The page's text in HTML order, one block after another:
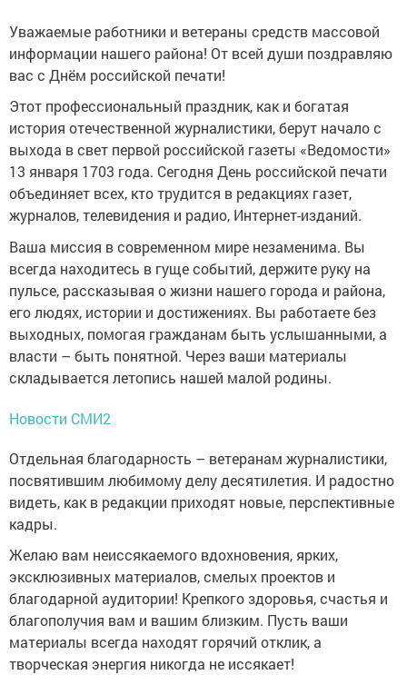
Уважаемые работники и ветераны средств массовой
информации нашего района! От всей души поздравляю
вас с Днём российской печати!
Этот профессиональный праздник, как и богатая
история отечественной журналистики, берут начало с
выхода в свет первой российской газеты «Ведомости»
13 января 1703 года. Сегодня День российской печати
объединяет всех, кто трудится в редакциях газет,
журналов, телевидения и радио, Интернет-изданий.
Ваша миссия в современном мире незаменима. Вы
всегда находитесь в гуще событий, держите руку на
пульсе, рассказывая о жизни нашего города и района,
его людях, истории и достижениях. Вы работаете без
выходных, помогая гражданам быть услышанными, а
власти – быть понятной. Через ваши материалы
складывается летопись нашей малой родины.
Новости СМИ2
Отдельная благодарность – ветеранам журналистики,
посвятившим любимому делу десятилетия. И радостно
видеть, как в редакции приходят новые, перспективные
кадры.
Желаю вам неиссякаемого вдохновения, ярких,
эксклюзивных материалов, смелых проектов и
благодарной аудитории! Крепкого здоровья, счастья и
благополучия вам и вашим близким. Пусть ваши
материалы всегда находят горячий отклик, а
творческая энергия никогда не иссякает!